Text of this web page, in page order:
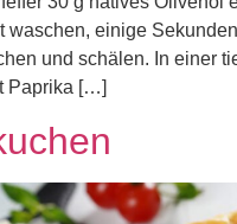
waschen, einige
und schälen. In einer
Paprika […]